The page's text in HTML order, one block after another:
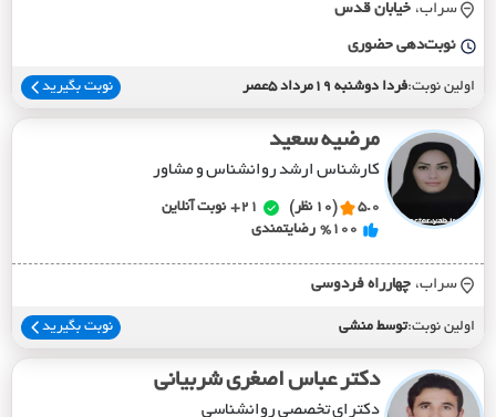
سراب، خيابان قدس
نوبت‌دهی حضوری
اولین نوبت:فردا دوشنبه 19مرداد 5عصر نوبت بگیرید
مرضیه سعید
کارشناس ارشد روانشناس و مشاور
5.0 (10 نظر) 21+
نوبت آنلاین
%100 رضایتمندی
سراب، چهارراه فردوسي
اولین نوبت:توسط منشی نوبت بگیرید
دکتر عباس اصغری شربیانی
دکترای تخصصی روانشناسی